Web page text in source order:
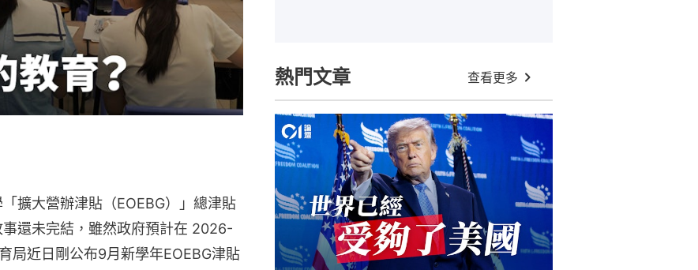
擴大營辦津貼（EOEBG）」總津貼
還未完結，雖然政府預計在 2026-
局近日剛公布9月新學年EOEBG津貼
熱門文章 查看更多